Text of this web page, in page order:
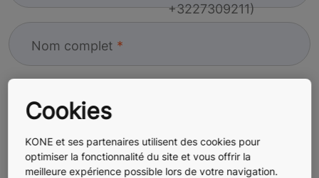
+3227309211)
Nom complet
Adresse
Cookies
KONE et ses partenaires utilisent des cookies pour
optimiser la fonctionnalité du site et vous offrir la
meilleure expérience possible lors de votre navigation.